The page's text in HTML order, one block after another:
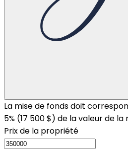
La mise de fonds doit
5% (17 500 $) de la valeur de la
Prix de la propriété